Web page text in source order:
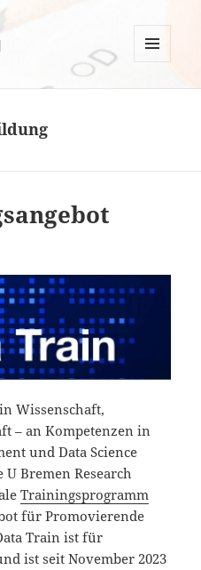
Wissenschaft,
– an Kompetenzen in
und Data Science
Bremen Research
Trainingsprogramm
für Promovierende
Train ist für
ist seit November 2023